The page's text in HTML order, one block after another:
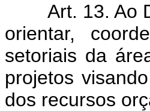
Art. 13. Ao
orientar,
setoriais da
projetos
dos recursos